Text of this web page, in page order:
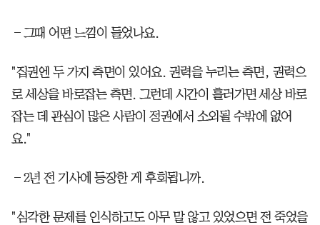
―그때 어떤 느낌이 들었나요.
"집권엔 두 가지 측면이 있어요. 권력을 누리는 측면, 권력으
로 세상을 바로잡는 측면. 그런데 시간이 흘러가면 세상 바로
잡는 데 관심이 많은 사람이 정권에서 소외될 수밖에 없어
요."
―2년 전 기사에 등장한 게 후회됩니까.
"심각한 문제를 인식하고도 아무 말 않고 있었으면 전 죽었을